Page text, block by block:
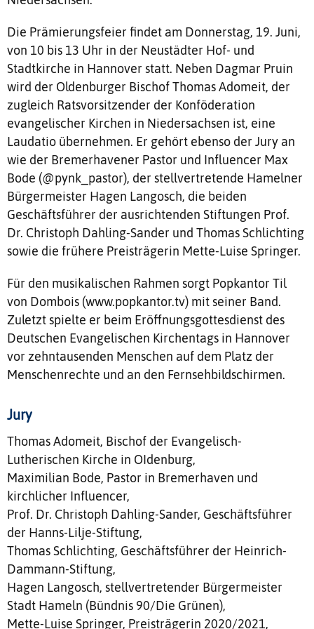
Die Prämierungsfeier findet am Donnerstag, 19. Juni,
von 10 bis 13 Uhr in der Neustädter Hof- und
Stadtkirche in Hannover statt. Neben Dagmar Pruin
wird der Oldenburger Bischof Thomas Adomeit, der
zugleich Ratsvorsitzender der Konföderation
evangelischer Kirchen in Niedersachsen ist, eine
Laudatio übernehmen. Er gehört ebenso der Jury an
wie der Bremerhavener Pastor und Influencer Max
Bode (@pynk_pastor), der stellvertretende Hamelner
Bürgermeister Hagen Langosch, die beiden
Geschäftsführer der ausrichtenden Stiftungen Prof.
Dr. Christoph Dahling-Sander und Thomas Schlichting
sowie die frühere Preisträgerin Mette-Luise Springer.
Für den musikalischen Rahmen sorgt Popkantor Til
von Dombois (www.popkantor.tv) mit seiner Band.
Zuletzt spielte er beim Eröffnungsgottesdienst des
Deutschen Evangelischen Kirchentags in Hannover
vor zehntausenden Menschen auf dem Platz der
Menschenrechte und an den Fernsehbildschirmen.
Jury
Thomas Adomeit, Bischof der Evangelisch-
Lutherischen Kirche in OIdenburg,
Maximilian Bode, Pastor in Bremerhaven und
kirchlicher Influencer,
Prof. Dr. Christoph Dahling-Sander, Geschäftsführer
der Hanns-Lilje-Stiftung,
Thomas Schlichting, Geschäftsführer der Heinrich-
Dammann-Stiftung,
Hagen Langosch, stellvertretender Bürgermeister
Stadt Hameln (Bündnis 90/Die Grünen),
Mette-Luise Springer, Preisträgerin 2020/2021,